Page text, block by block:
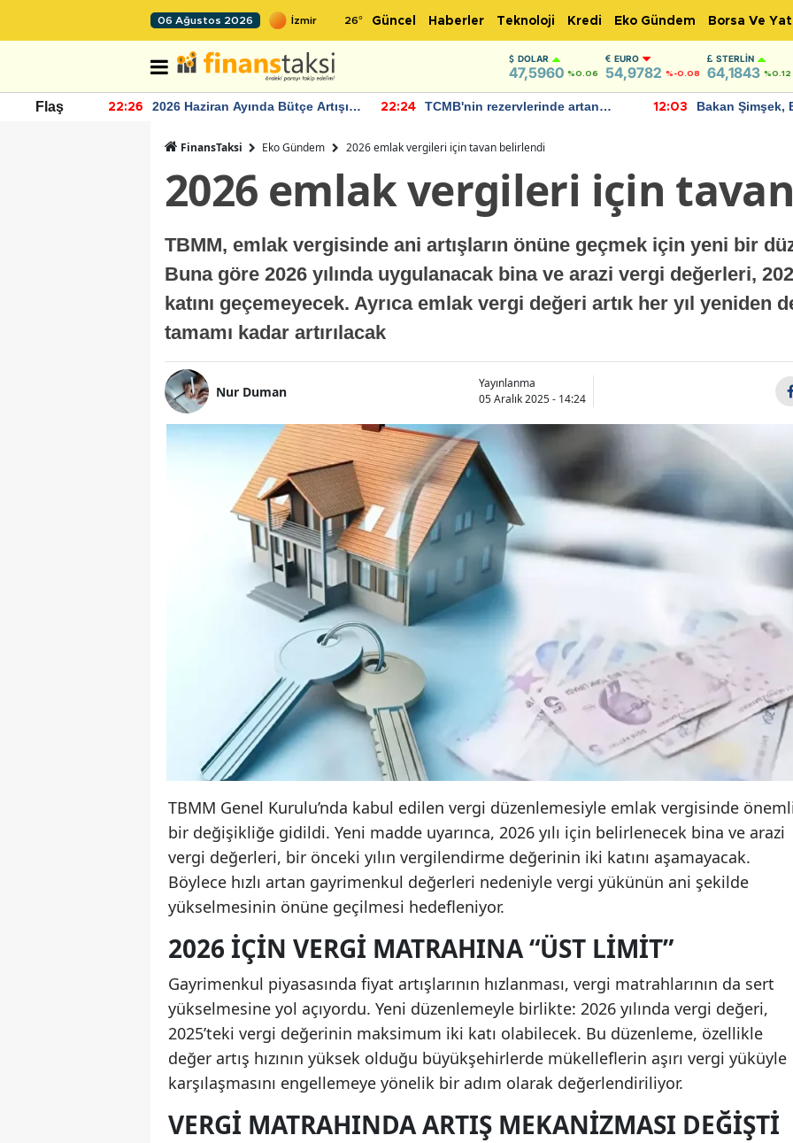
06 Ağustos 2026 26° Güncel Haberler Teknoloji Kredi Eko Gündem Borsa Ve
DOLAR
47,5960 %0.06
EURO
54,9782 %-0.08
STERLIN
64,1843 %0.12
Flaş 22:26
2026 Haziran Ayında Bütçe Artışı
22:24
TCMB'nin rezervlerinde artan
12:03
Bakan Şimşek,
FinansTaksi Eko Gündem 2026 emlak vergileri için tavan belirlendi
2026 emlak vergileri için
TBMM, emlak vergisinde ani artışların önüne geçmek için yeni bir
Buna göre 2026 yılında uygulanacak bina ve arazi vergi değerleri,
katını geçemeyecek. Ayrıca emlak vergi değeri artık her yıl yeniden
tamamı kadar artırılacak
Nur Duman
Yayınlanma
05 Aralık 2025 - 14:24
TBMM Genel Kurulu’nda kabul edilen vergi düzenlemesiyle emlak vergisinde
bir değişikliğe gidildi. Yeni madde uyarınca, 2026 yılı için belirlenecek bina ve arazi
vergi değerleri, bir önceki yılın vergilendirme değerinin iki katını aşamayacak.
Böylece hızlı artan gayrimenkul değerleri nedeniyle vergi yükünün ani şekilde
yükselmesinin önüne geçilmesi hedefleniyor.
2026 İÇIN VERGI MATRAHINA “ÜST LIMIT”
Gayrimenkul piyasasında fiyat artışlarının hızlanması, vergi matrahlarının da sert
yükselmesine yol açıyordu. Yeni düzenlemeyle birlikte: 2026 yılında vergi değeri,
2025’teki vergi değerinin maksimum iki katı olabilecek. Bu düzenleme, özellikle
değer artış hızının yüksek olduğu büyükşehirlerde mükelleflerin aşırı vergi yüküyle
karşılaşmasını engellemeye yönelik bir adım olarak değerlendiriliyor.
VERGI MATRAHINDA ARTIŞ MEKANIZMASI DEĞIŞTI